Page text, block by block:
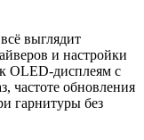
выглядит
и настройки
OLED-дисплеям с
частоте обновления
гарнитуры без